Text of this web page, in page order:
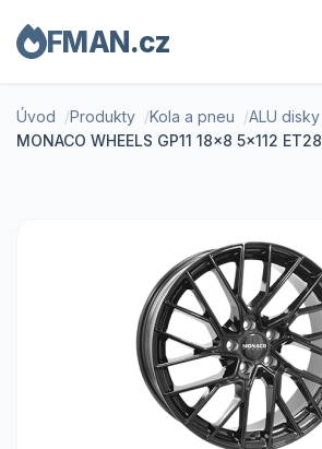
FMAN.cz
Úvod Produkty Kola a pneu
ALU disky
MONACO WHEELS GP11 18x8 5x112 ET28